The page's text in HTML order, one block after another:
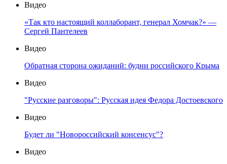
Видео
«Так кто настоящий коллаборант, генерал Хомчак?» —
Сергей Пантелеев
Видео
Обратная сторона ожиданий: будни российского Крыма
Видео
"Русские разговоры": Русская идея Федора Достоевского
Видео
Будет ли "Новороссийский консенсус"?
Видео